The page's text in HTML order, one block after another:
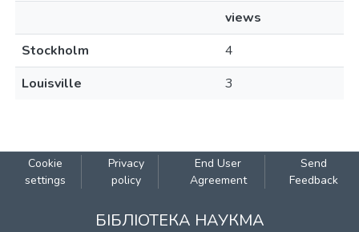
views
Stockholm
4
Louisville
3
Cookie
settings
Privacy
policy
End User
Agreement
Send
Feedback
БІБЛІОТЕКА НАУКМА